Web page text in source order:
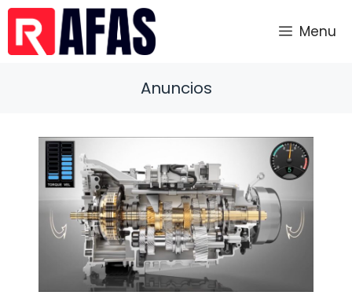
Saltar
contenido
Menu
Anuncios